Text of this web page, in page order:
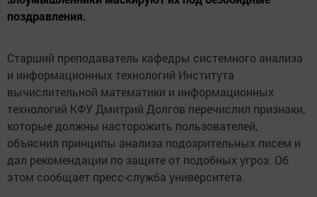
поздравления.
Старший преподаватель кафедры системного анализа
и информационных технологий Института
вычислительной математики и информационных
технологий КФУ Дмитрий Долгов перечислил признаки,
которые должны насторожить пользователей,
объяснил принципы анализа подозрительных писем и
дал рекомендации по защите от подобных угроз. Об
этом сообщает пресс-служба университета.